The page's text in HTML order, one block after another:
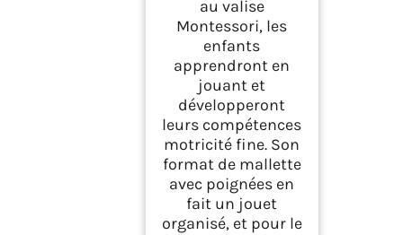
au valise
Montessori, les
enfants
apprendront en
jouant et
développeront
leurs compétences
motricité fine. Son
format de mallette
avec poignées en
fait un jouet
organisé, et pour le